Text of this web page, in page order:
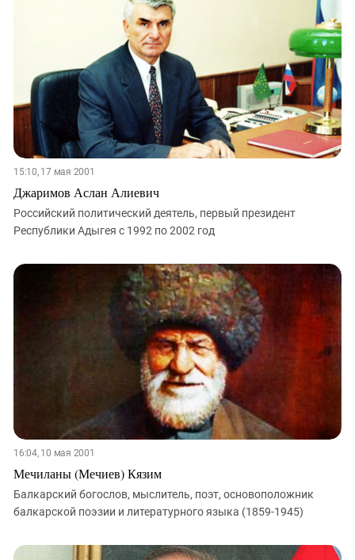
ЗАСТАВЛЯЕТ
КАВКАЗ ЗА ПАЛЕСТИНУ
ИНАКОМЫСЛИЕ В ЧЕЧНЕ
ПРЕСЛЕДОВАНИЕ АКТИВИСТОВ
МОБИЛИЗАЦИЯ И ПРОТЕСТЫ
Кабардино-Балкария
Калмыкия
Карачаево-Черкесия
Краснодарский край
Нагорный Карабах
Ростовская область
Северная Осетия - Алания
Ставропольский край
15:10, 17 мая 2001
Джаримов Аслан Алиевич
Российский политический деятель, первый президент
Республики Адыгея с 1992 по 2002 год
16:04, 10 мая 2001
Мечиланы (Мечиев) Кязим
Балкарский богослов, мыслитель, поэт, основоположник
балкарской поэзии и литературного языка (1859-1945)